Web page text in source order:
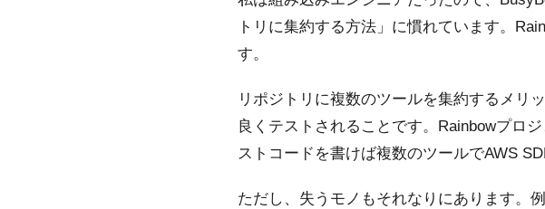
トリに集約する方法」に慣れています。
す。
リポジトリに複数のツールを集約するメリ
良くテストされることです。Rainbowプロ
ストコードを書けば複数のツールでAWS
ただし、失うモノもそれなりにあります。